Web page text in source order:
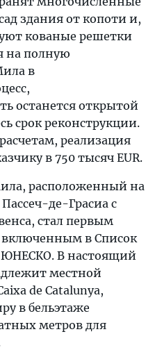
здания от копоти и,
кованые решетки
на полную
в
останется открытой
срок реконструкции.
реализация
в 750 тысяч EUR.
расположенный на
де-Грасиа с
стал первым
включенным в Список
ЮНЕСКО. В настоящий
местной
de Catalunya,
в бельэтаже
метров для